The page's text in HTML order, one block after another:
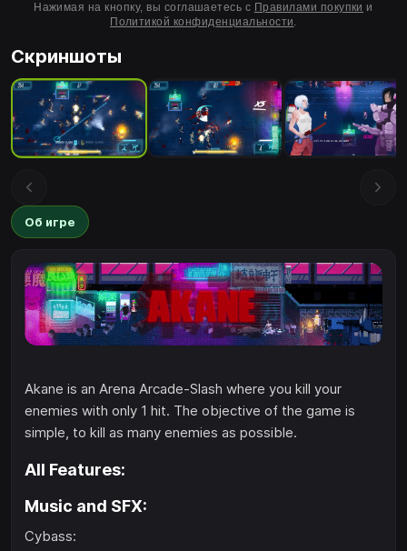
Нажимая на кнопку, вы соглашаетесь с Правилами покупки и
Политикой конфиденциальности.
Скриншоты
Об игре
Akane is an Arena Arcade-Slash where you kill your
enemies with only 1 hit. The objective of the game is
simple, to kill as many enemies as possible.
All Features:
Music and SFX:
Cybass: